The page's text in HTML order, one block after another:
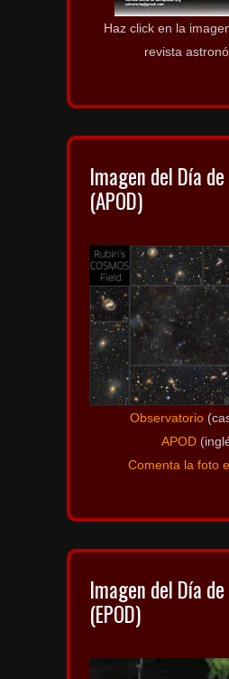
Haz click en la
revista
Imagen del Día de
(APOD)
Observatorio
APOD
Comenta la foto
Imagen del Día
(EPOD)